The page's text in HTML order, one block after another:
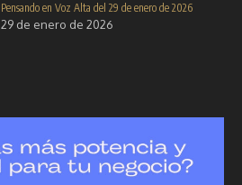
Pensando en Voz Alta del 29 de enero de 2026
29 de enero de 2026